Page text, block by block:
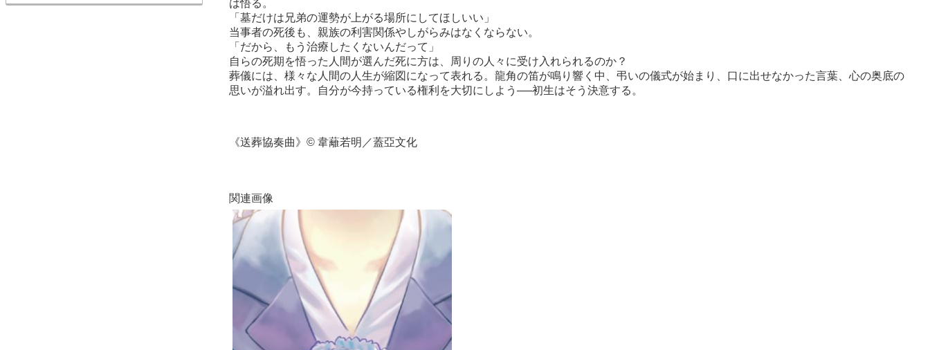
は悟る。
「墓だけは兄弟の運勢が上がる場所にしてほしいい」
当事者の死後も、親族の利害関係やしがらみはなくならない。
「だから、もう治療したくないんだって」
自らの死期を悟った人間が選んだ死に方は、周りの人 々 に受け入れられるのか？
葬儀には、様 々 な人間の人生が縮図になって表れる。龍角の笛が鳴り響く中、弔いの儀式が始まり、口に出せなかった言葉、心の奥底の
思いが溢れ出す。自分が今持っている権利を大切にしよう──初生はそう決意する。
《送葬協奏曲》© 韋蘺若明／蓋亞文化
関連画像